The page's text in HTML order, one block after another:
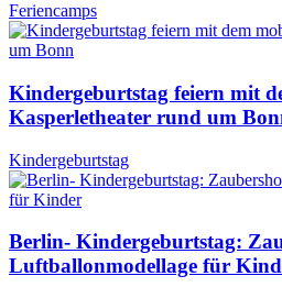
Feriencamps
Kindergeburtstag feiern mit
Kasperletheater rund um
Kindergeburtstag
Berlin- Kindergeburtstag:
Luftballonmodellage für